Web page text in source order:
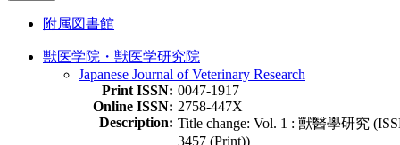
附属図書館
獣医学院・獣医学研究院
Japanese Journal of Veterinary Research
Print ISSN: 0047-1917
Online ISSN: 2758-447X
Description: Title change: Vol. 1 : 獸醫學研究
3457 (Print))